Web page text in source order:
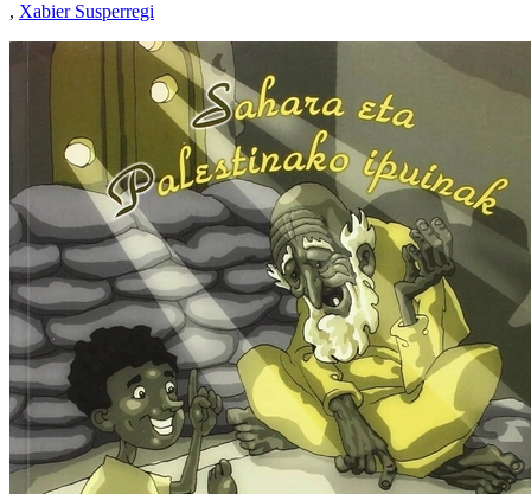
, Xabier Susperregi